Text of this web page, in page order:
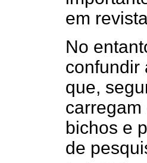
em
No
confundir
que,
bichos e
de